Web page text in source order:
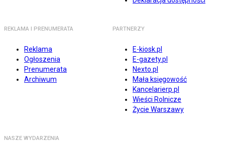
REKLAMA I PRENUMERATA
Reklama
Ogłoszenia
Prenumerata
Archiwum
PARTNERZY
E-kiosk.pl
E-gazety.pl
Nexto.pl
Mała księgowość
Kancelarierp.pl
Wieści Rolnicze
Życie Warszawy
NASZE WYDARZENIA